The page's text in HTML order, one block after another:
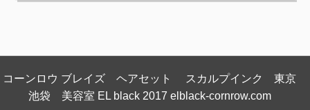
コーンロウ ブレイズ ヘアセット スカルプインク 東京
池袋 美容室 EL black 2017 elblack-cornrow.com